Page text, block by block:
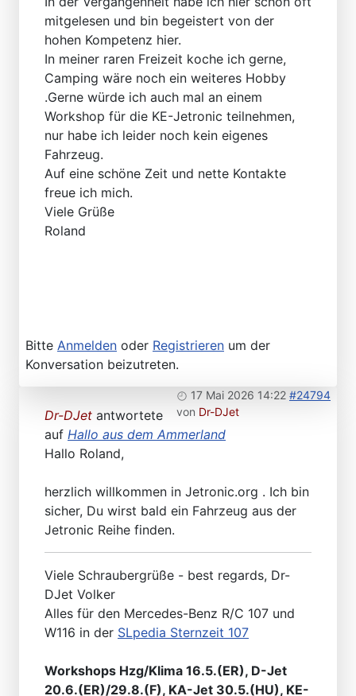
mitgelesen und bin begeistert von der
hohen Kompetenz hier.
In meiner raren Freizeit koche ich gerne,
Camping wäre noch ein weiteres Hobby
.Gerne würde ich auch mal an einem
Workshop für die KE-Jetronic teilnehmen,
nur habe ich leider noch kein eigenes
Fahrzeug.
Auf eine schöne Zeit und nette Kontakte
freue ich mich.
Viele Grüße
Roland
Bitte Anmelden oder Registrieren um der
Konversation beizutreten.
17 Mai 2026 14:22 #24794
von Dr-DJet
Dr-DJet antwortete
auf Hallo aus dem Ammerland
Hallo Roland,
herzlich willkommen in Jetronic.org . Ich bin
sicher, Du wirst bald ein Fahrzeug aus der
Jetronic Reihe finden.
Viele Schraubergrüße - best regards, Dr-
DJet Volker
Alles für den Mercedes-Benz R/C 107 und
W116 in der SLpedia Sternzeit 107
Workshops Hzg/Klima 16.5.(ER), D-Jet
20.6.(ER)/29.8.(F), KA-Jet 30.5.(HU), KE-